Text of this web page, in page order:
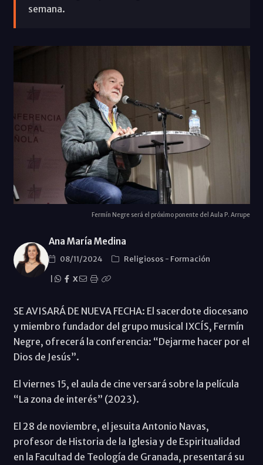
semana.
Fermín Negre será el próximo ponente del Aula P. Arrupe
Ana María Medina
08/11/2024 Religiosos - Formación
X
SE AVISARÁ DE NUEVA FECHA: El sacerdote diocesano
y miembro fundador del grupo musical IXCÍS, Fermín
Negre, ofrecerá la conferencia: “Dejarme hacer por el
Dios de Jesús”.
El viernes 15, el aula de cine versará sobre la película
“La zona de interés” (2023).
El 28 de noviembre, el jesuita Antonio Navas,
profesor de Historia de la Iglesia y de Espiritualidad
en la Facultad de Teología de Granada, presentará su